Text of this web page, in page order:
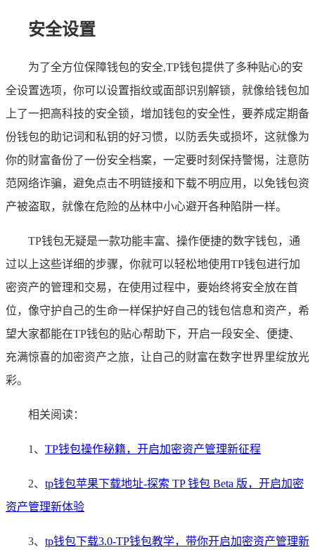
安全设置
为了全方位保障钱包的安全,TP钱包提供了多种贴心的安
全设置选项，你可以设置指纹或面部识别解锁，就像给钱包加
上了一把高科技的安全锁，增加钱包的安全性，要养成定期备
份钱包的助记词和私钥的好习惯，以防丢失或损坏，这就像为
你的财富备份了一份安全档案，一定要时刻保持警惕，注意防
范网络诈骗，避免点击不明链接和下载不明应用，以免钱包资
产被盗取，就像在危险的丛林中小心避开各种陷阱一样。
TP钱包无疑是一款功能丰富、操作便捷的数字钱包，通
过以上这些详细的步骤，你就可以轻松地使用TP钱包进行加
密资产的管理和交易，在使用过程中，要始终将安全放在首
位，像守护自己的生命一样保护好自己的钱包信息和资产，希
望大家都能在TP钱包的贴心帮助下，开启一段安全、便捷、
充满惊喜的加密资产之旅，让自己的财富在数字世界里绽放光
彩。
相关阅读：
1、 TP钱包操作秘籍，开启加密资产管理新征程
2、 tp钱包苹果下载地址-探索 TP 钱包 Beta 版，开启加密
资产管理新体验
3、 tp钱包下载3.0-TP钱包教学，带你开启加密资产管理新